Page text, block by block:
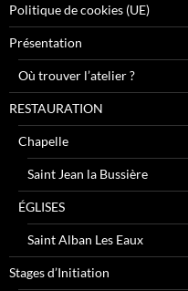
Politique de cookies (UE)
Présentation
Où trouver l’atelier ?
RESTAURATION
Chapelle
Saint Jean la Bussière
ÉGLISES
Saint Alban Les Eaux
Stages d’Initiation